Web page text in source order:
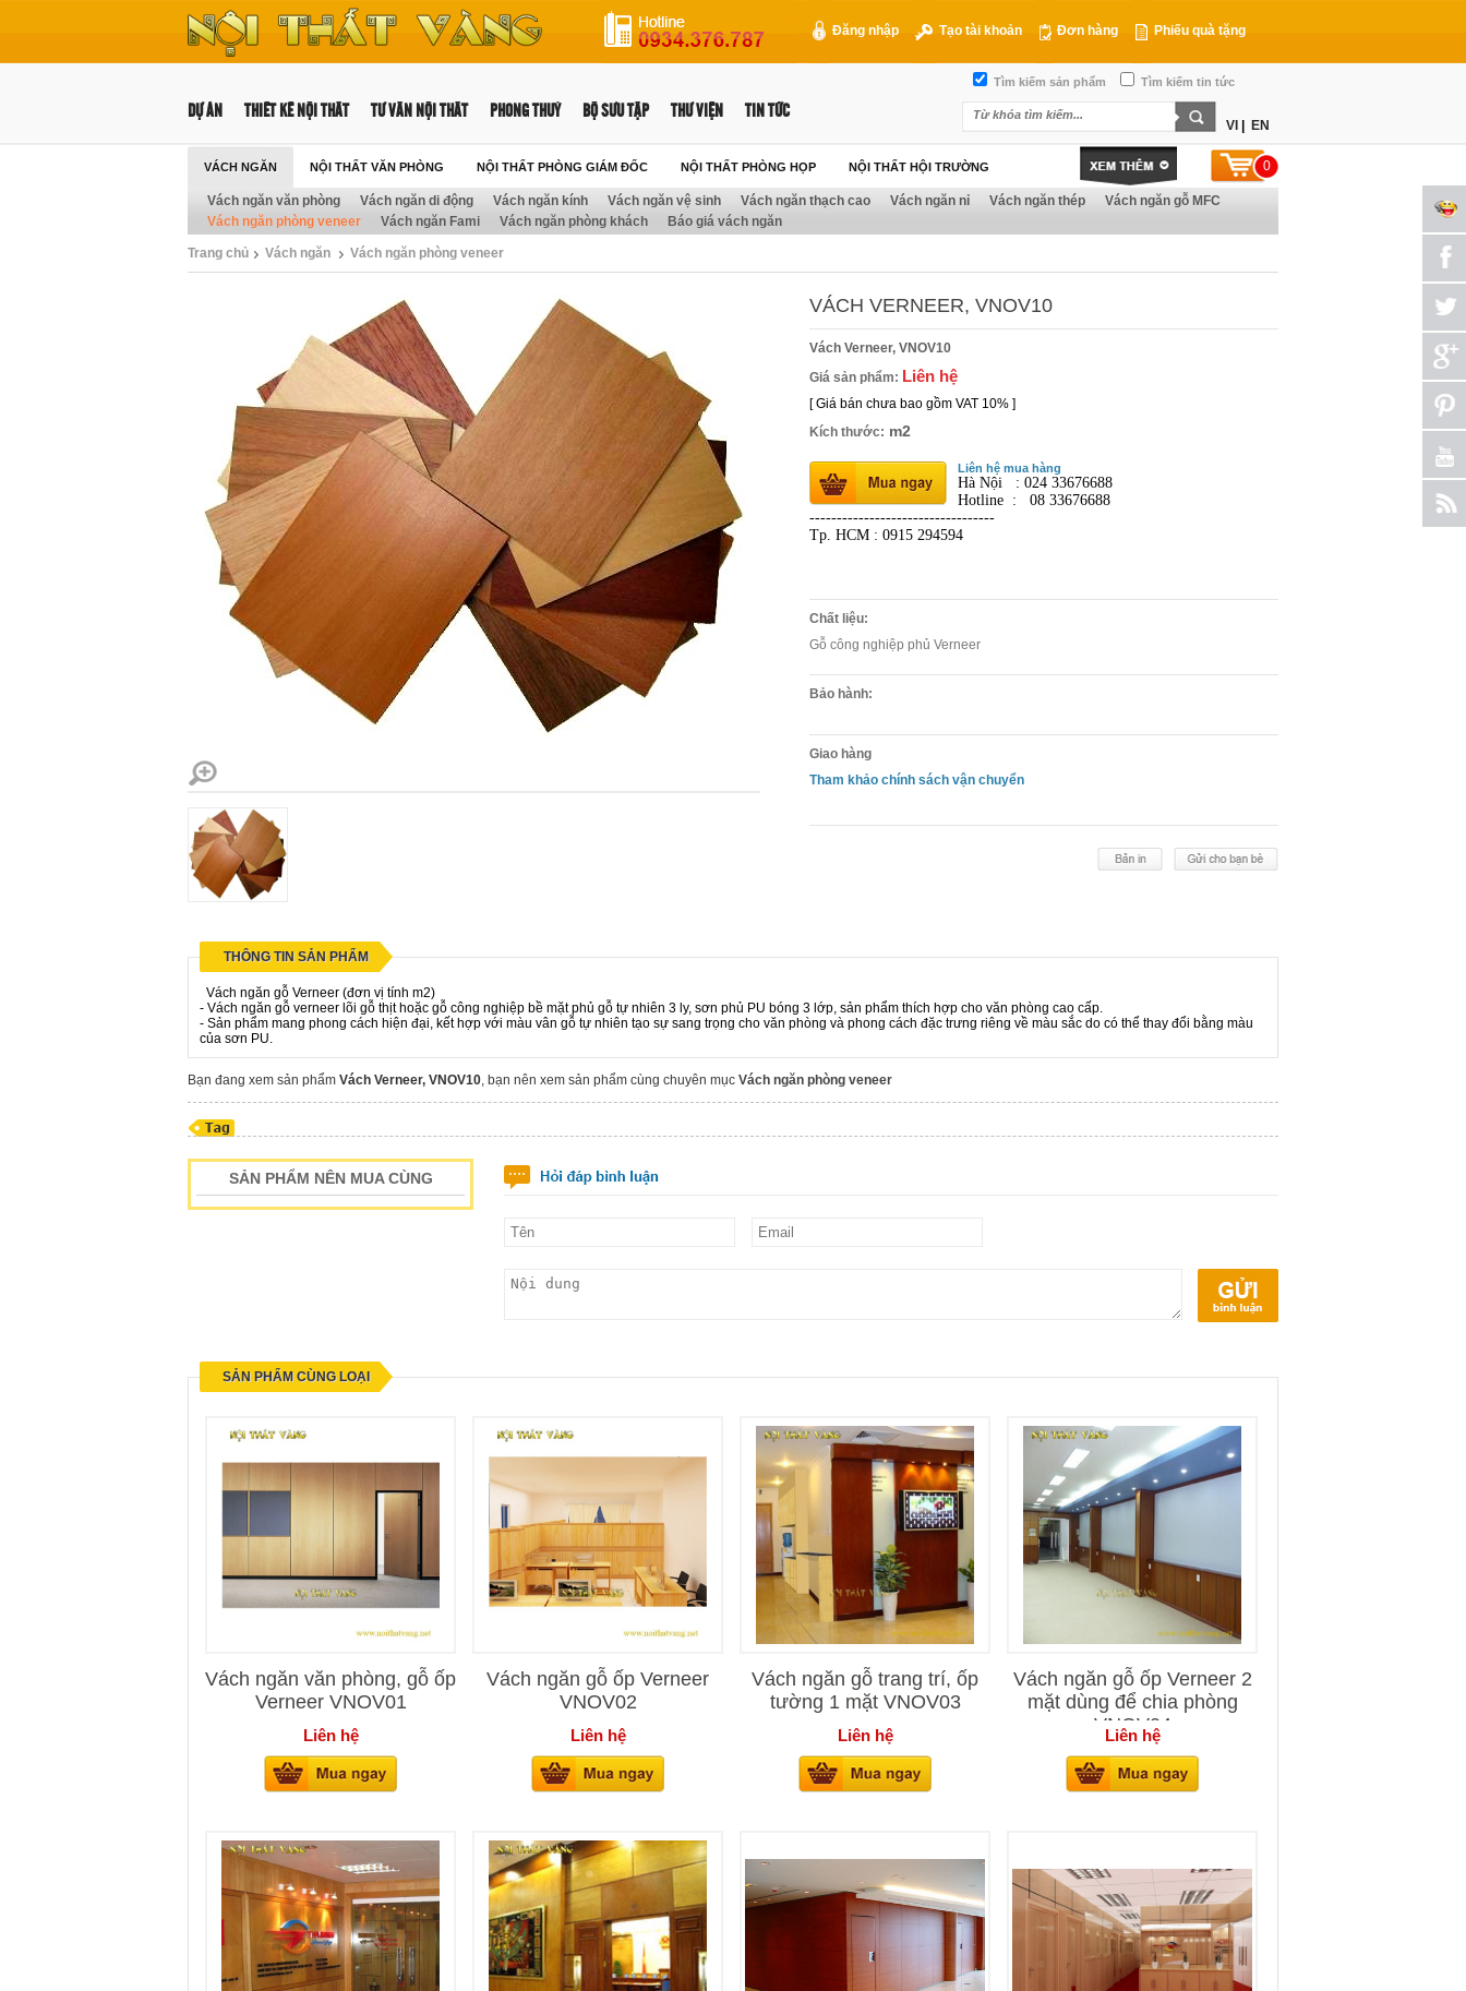
Đăng nhập Tạo tài khoản Đơn hàng Phiếu quà tặng
Tìm kiếm sản phẩm Tìm kiếm tin tức
DỰ ÁN THIẾT KẾ NỘI THẤT TƯ VẤN NỘI THẤT PHONG THUỶ BỘ SƯU TẬP THƯ VIỆN TIN TỨC
VI EN
VÁCH NGĂN NỘI THẤT VĂN PHÒNG NỘI THẤT PHÒNG GIÁM ĐỐC NỘI THẤT PHÒNG HỌP NỘI THẤT HỘI TRƯỜNG
NỘI THẤT TRƯỜNG HỌC
0
Vách ngăn văn phòng Vách ngăn di động Vách ngăn kính Vách ngăn vệ sinh Vách ngăn thạch cao Vách ngăn nỉ Vách ngăn thép
Vách ngăn gỗ MFC
Vách ngăn phòng veneer
Vách ngăn Fami Vách ngăn phòng khách Báo giá vách ngăn
Trang chủ Vách ngăn Vách ngăn phòng veneer
VÁCH VERNEER, VNOV10
Vách Verneer, VNOV10
Giá sản phẩm: Liên hệ
[ Giá bán chưa bao gồm VAT 10% ]
Kích thước: m2
Liên hệ mua hàng
Hà Nội : 024 33676688
Hotline : 08 33676688
----------------------------------
Tp. HCM : 0915 294594
Chất liệu:
Gỗ công nghiệp phủ Verneer
Bảo hành:
Giao hàng
Tham khảo chính sách vận chuyển
THÔNG TIN SẢN PHẨM
Vách ngăn gỗ Verneer (đơn vị tính m2)
- Vách ngăn gỗ verneer lõi gỗ thịt hoặc gỗ công nghiệp bề mặt phủ gỗ tự nhiên 3 ly, sơn phủ PU bóng 3 lớp, sản phẩm thích hợp cho văn phòng cao cấp.
- Sản phẩm mang phong cách hiện đại, kết hợp với màu vân gỗ tự nhiên tạo sự sang trọng cho văn phòng và phong cách đặc trưng riêng về màu sắc do có thể thay đổi bằng màu
của sơn PU.
Bạn đang xem sản phẩm Vách Verneer, VNOV10, bạn nên xem sản phẩm cùng chuyên mục Vách ngăn phòng veneer
SẢN PHẨM NÊN MUA CÙNG
SẢN PHẨM CÙNG LOẠI
Vách ngăn văn phòng, gỗ ốp
Verneer VNOV01
Liên hệ
Vách ngăn gỗ ốp Verneer
VNOV02
Liên hệ
Vách ngăn gỗ trang trí, ốp
tường 1 mặt VNOV03
Liên hệ
Vách ngăn gỗ ốp Verneer 2
mặt dùng để chia phòng
VNOV04
Liên hệ